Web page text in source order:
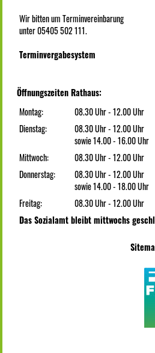
Wir bitten um Terminvereinbarung
unter 05405 502 111.
Terminvergabesystem
Öffnungszeiten Rathaus:
Montag:
08.30 Uhr - 12.00 Uhr
Dienstag:
08.30 Uhr - 12.00 Uhr
sowie 14.00 - 16.00 Uhr
Mittwoch:
08.30 Uhr - 12.00 Uhr
Donnerstag:
08.30 Uhr - 12.00 Uhr
sowie 14.00 - 18.00 Uhr
Freitag:
08.30 Uhr - 12.00 Uhr
Das Sozialamt bleibt mittwochs